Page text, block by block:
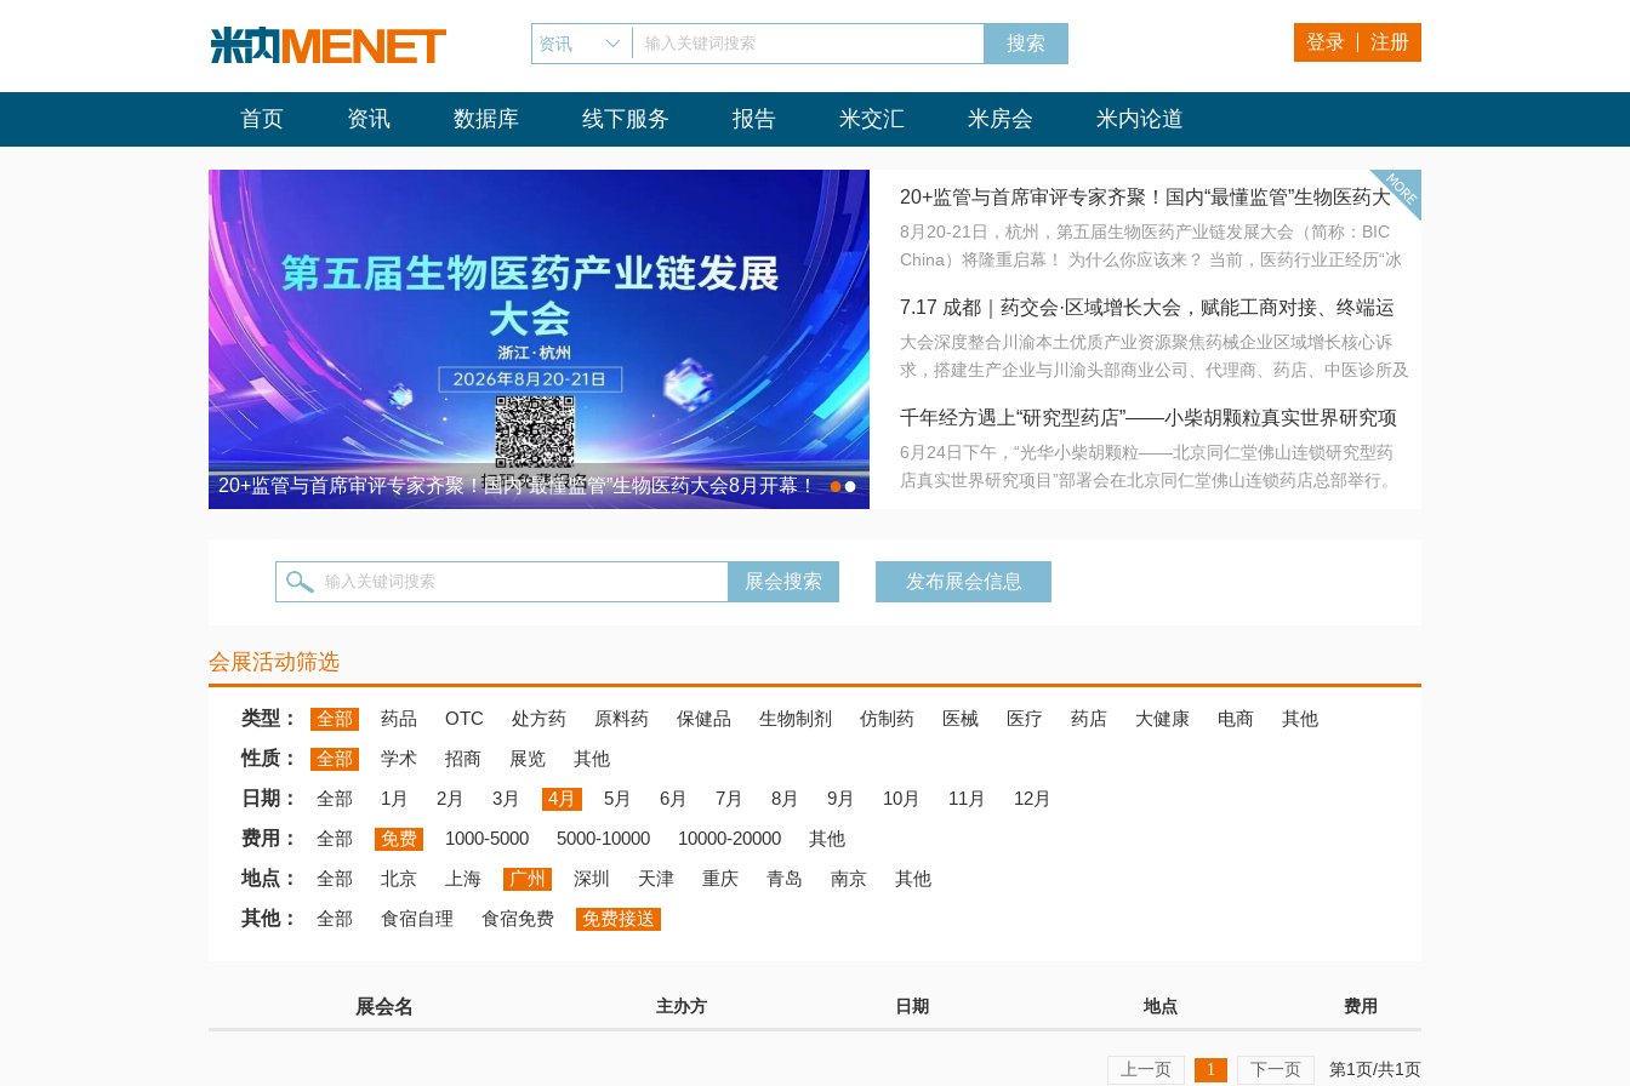
资讯 输入关键词搜索 登录 注册
首页 资讯 数据库 线下服务 报告 米交汇 米房会 米内论道
20+监管与首席审评专家齐聚！国内“最懂监管”生物医药大会8月开幕！ 7.17 成都｜药交会·区域增长大会，赋能工商对接、终端运营
●●
20+监管与首席审评专家齐聚！国内“最懂监管”生物医药大
会8月开幕！
8月20-21日，杭州，第五届生物医药产业链发展大会（简称：BIC
China）将隆重启幕！ 为什么你应该来？ 当前，医药行业正经历“冰
法正重新定义研发效率；另一端是创新药“最后一公里”的支付与入院
难题，呼唤更成熟的产业生态。 同质化“内卷”已无出路，全产业链协
同与出海能力建设才是破局关键。 本届大会以 “重构生态，定义未
算力突围；从中药创新、复杂药物制剂、CGT、多肽与小核酸的技
术攻坚，到CDMO的柔性智造。 我们致力于打破壁垒，让“实验
室”与“生产线”、“研发端”与“支付端”深度对话，更让监管、产业、资
7.17 成都｜药交会·区域增长大会，赋能工商对接、终端运
营
大会深度整合川渝本土优质产业资源聚焦药械企业区域增长核心诉
求，搭建生产企业与川渝头部商业公司、代理商、药店、中医诊所及
域增量份额夯实西南市场战略布局
千年经方遇上“研究型药店”——小柴胡颗粒真实世界研究项
目在北京同仁堂佛山连锁启动
6月24日下午，“光华小柴胡颗粒——北京同仁堂佛山连锁研究型药
店真实世界研究项目”部署会在北京同仁堂佛山连锁药店总部举行。
输入关键词搜索 发布展会信息
会展活动筛选
类型： 全部 药品 OTC 处方药 原料药 保健品 生物制剂 仿制药 医械 医疗 药店 大健康 电商
其他
性质：
全部 学术 招商 展览
其他
日期：
全部 1月 2月 3月 4月 5月 6月 7月 8月 9月 10月 11月
12月
费用：
全部 免费 1000-5000 5000-10000 10000-20000
其他
地点：
全部 北京 上海 广州 深圳 天津 重庆 青岛 南京
其他
其他：
全部 食宿自理 食宿免费 免费接送
展会名 主办方 日期 地点 费用
上一页 1 下一页 第1页/共1页